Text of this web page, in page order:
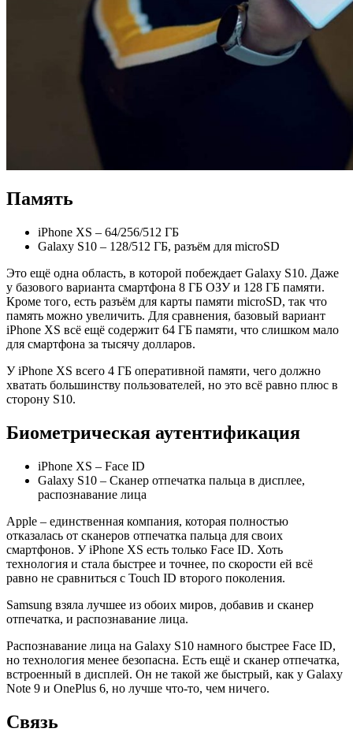
Память
iPhone XS – 64/256/512 ГБ
Galaxy S10 – 128/512 ГБ, разъём для microSD
Это ещё одна область, в которой побеждает Galaxy S10. Даже
у базового варианта смартфона 8 ГБ ОЗУ и 128 ГБ памяти.
Кроме того, есть разъём для карты памяти microSD, так что
память можно увеличить. Для сравнения, базовый вариант
iPhone XS всё ещё содержит 64 ГБ памяти, что слишком мало
для смартфона за тысячу долларов.
У iPhone XS всего 4 ГБ оперативной памяти, чего должно
хватать большинству пользователей, но это всё равно плюс в
сторону S10.
Биометрическая аутентификация
iPhone XS – Face ID
Galaxy S10 – Сканер отпечатка пальца в дисплее,
распознавание лица
Apple – единственная компания, которая полностью
отказалась от сканеров отпечатка пальца для своих
смартфонов. У iPhone XS есть только Face ID. Хоть
технология и стала быстрее и точнее, по скорости ей всё
равно не сравниться с Touch ID второго поколения.
Samsung взяла лучшее из обоих миров, добавив и сканер
отпечатка, и распознавание лица.
Распознавание лица на Galaxy S10 намного быстрее Face ID,
но технология менее безопасна. Есть ещё и сканер отпечатка,
встроенный в дисплей. Он не такой же быстрый, как у Galaxy
Note 9 и OnePlus 6, но лучше что-то, чем ничего.
Связь